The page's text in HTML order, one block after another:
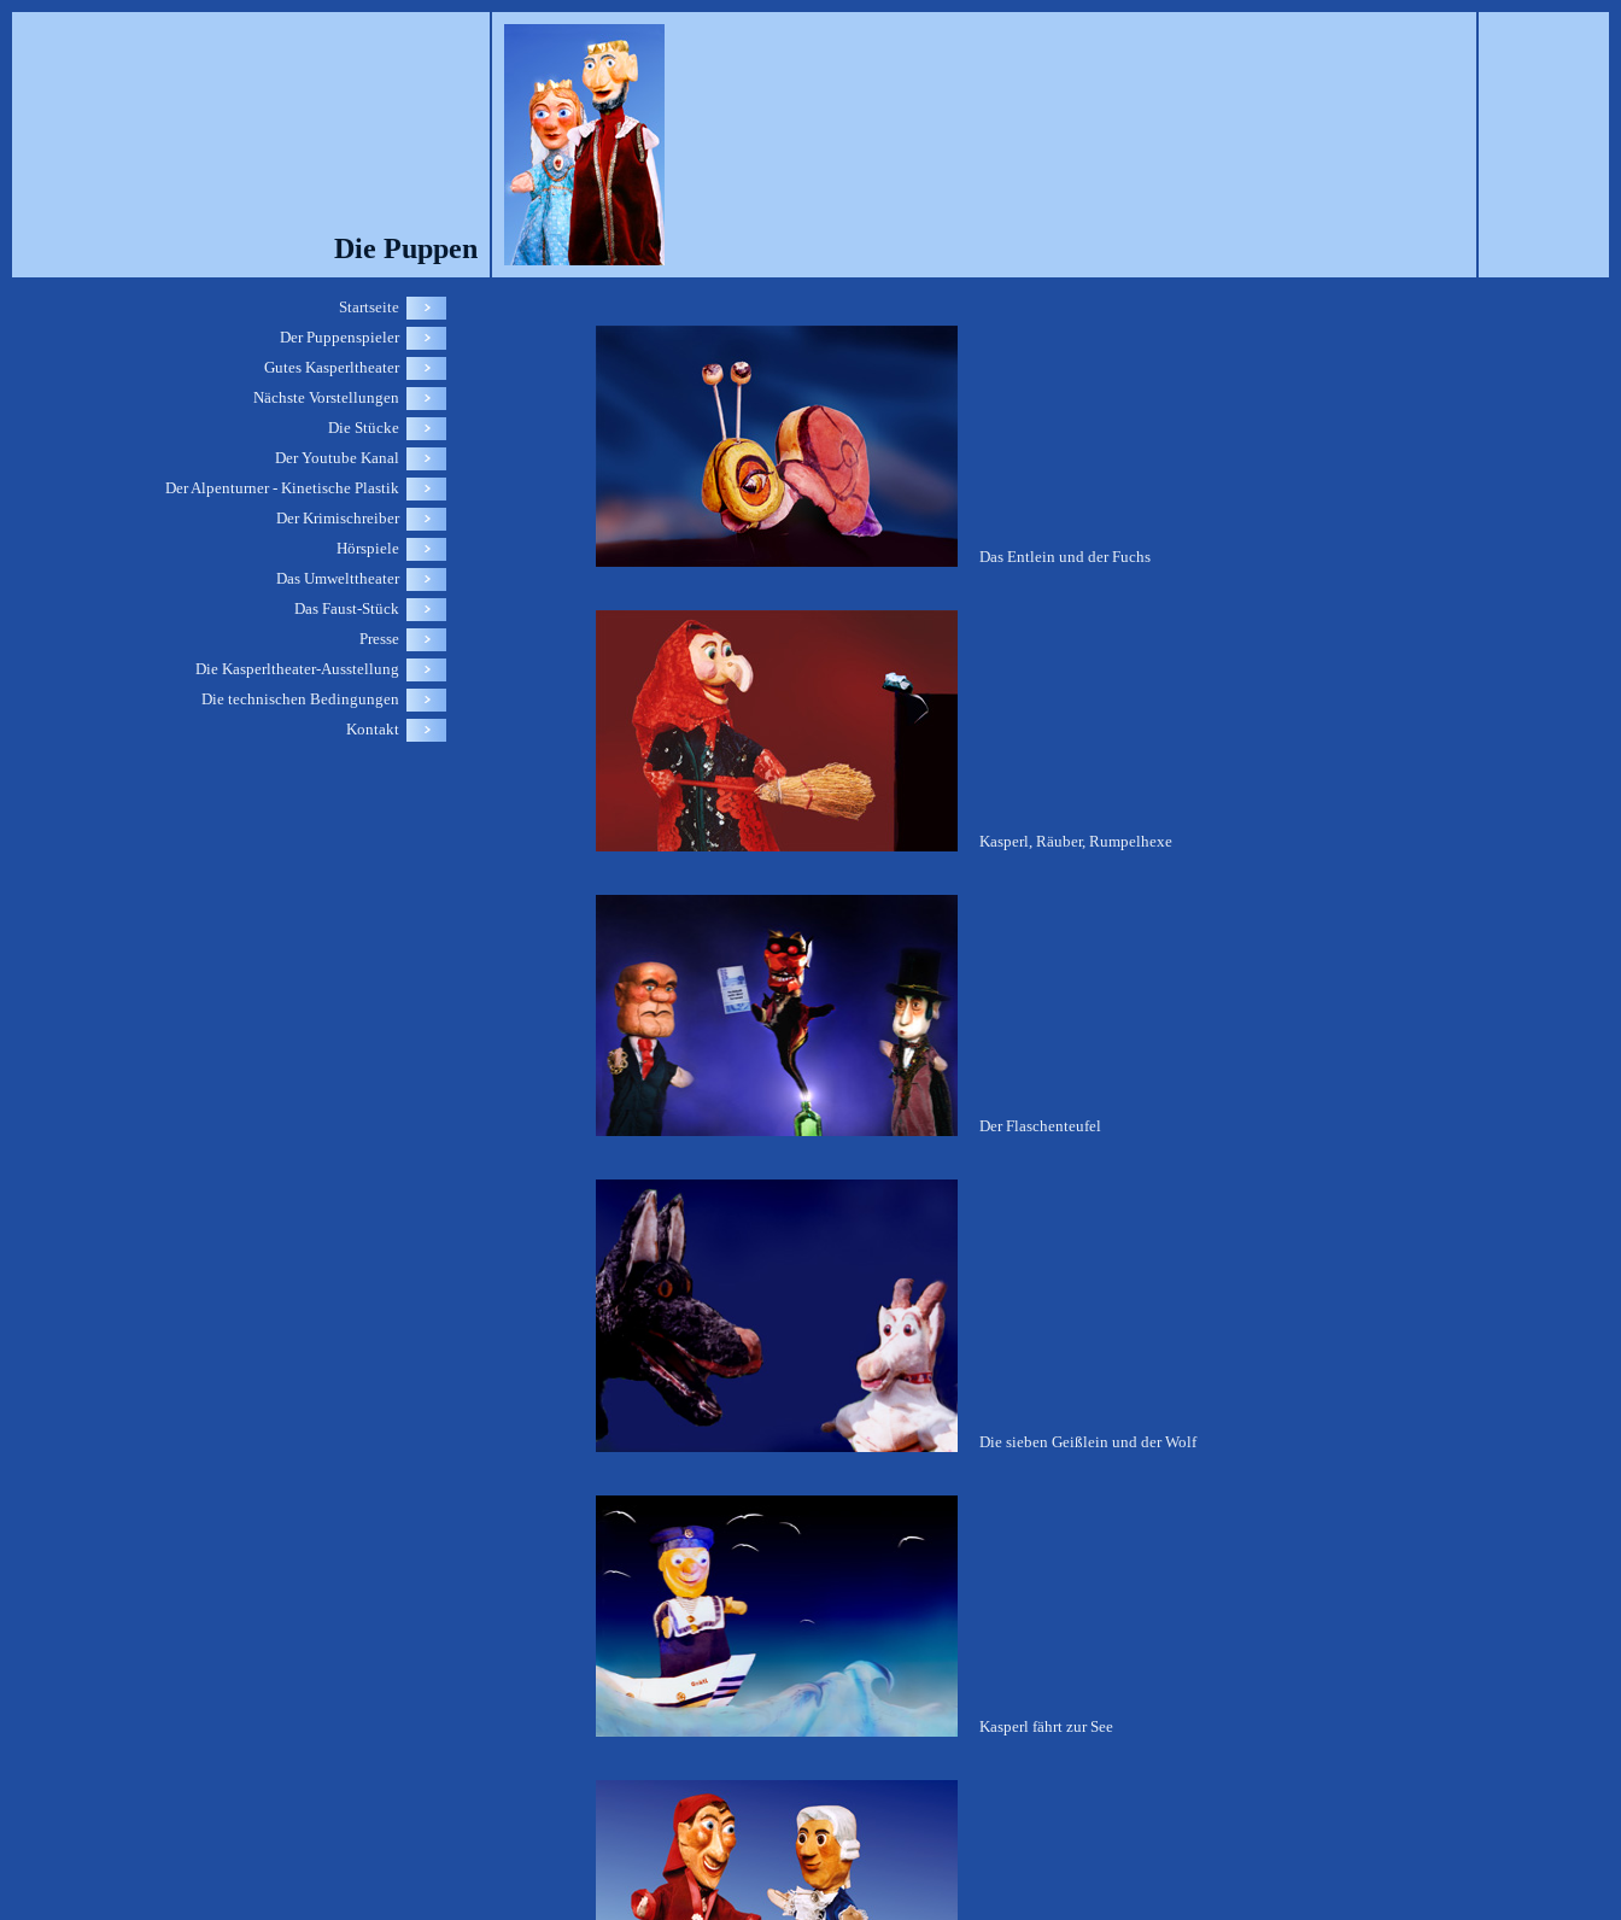
Die Puppen
Startseite
Der Puppenspieler
Gutes Kasperltheater
Nächste Vorstellungen
Die Stücke
Der Youtube Kanal
Der Alpenturner - Kinetische Plastik
Der Krimischreiber
Hörspiele
Das Umwelttheater
Das Faust-Stück
Presse
Die Kasperltheater-Ausstellung
Die technischen Bedingungen
Kontakt
Das Entlein und der Fuchs
Kasperl, Räuber, Rumpelhexe
Der Flaschenteufel
Die sieben Geißlein und der Wolf
Kasperl fährt zur See